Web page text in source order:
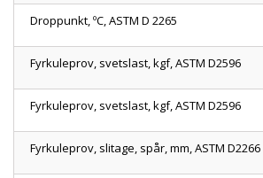
Droppunkt, ºC, ASTM D 2265
Fyrkuleprov, svetslast, kgf, ASTM D2596
Fyrkuleprov, svetslast, kgf, ASTM D2596
Fyrkuleprov, slitage, spår, mm, ASTM D2266